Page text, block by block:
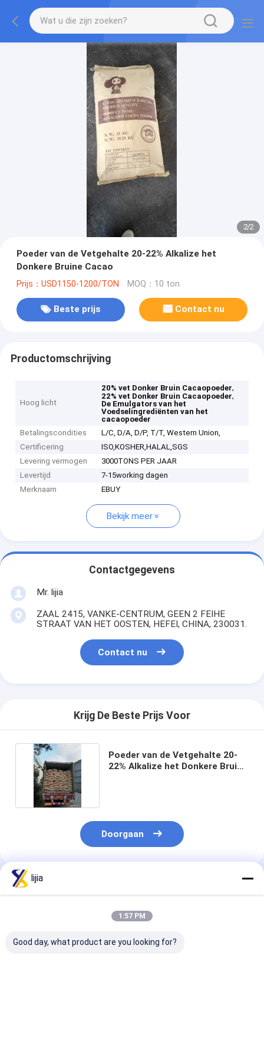
2/2
Poeder van de Vetgehalte 20-22% Alkalize het
Donkere Bruine Cacao
Prijs：USD1150-1200/TON MOQ：10 ton
Beste prijs Contact nu
Productomschrijving
Hoog licht
20% vet Donker Bruin Cacaopoeder,
22% vet Donker Bruin Cacaopoeder,
De Emulgators van het
Voedselingrediënten van het
cacaopoeder
Betalingscondities
L/C, D/A, D/P, T/T, Western Union,
Certificering
ISO,KOSHER,HALAL,SGS
Levering vermogen
3000TONS PER JAAR
Levertijd
7-15working dagen
Merknaam
EBUY
Bekijk meer
Contactgegevens
Mr. lijia
ZAAL 2415, VANKE-CENTRUM, GEEN 2 FEIHE
STRAAT VAN HET OOSTEN, HEFEI, CHINA, 230031.
Contact nu
Krijg De Beste Prijs Voor
Poeder van de Vetgehalte 20-
22% Alkalize het Donkere Bruine
Doorgaan
Geadviseerde Producten
lijia
1:57 PM
Good day, what product are you looking for?